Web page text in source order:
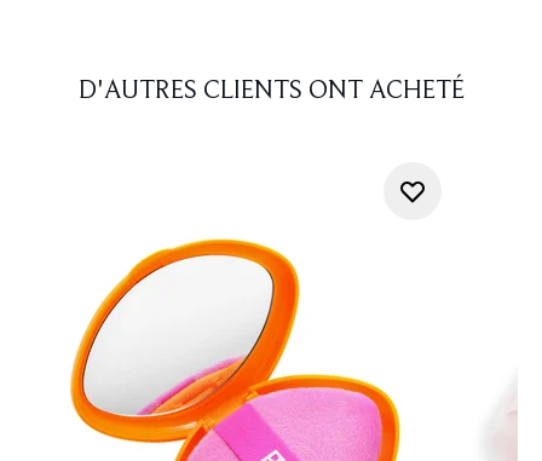
D'AUTRES CLIENTS ONT ACHETÉ